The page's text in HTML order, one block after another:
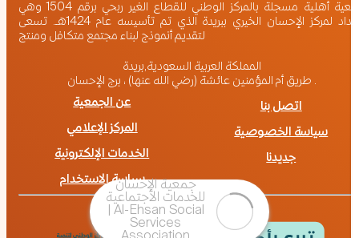
جمعية أهلية مسجلة بالمركز الوطني للقطاع الغير ربحي برقم 1504 وهي
امتداد لمركز الإحسان الخيري ببريدة الذي تم تأسيسه عام 1424هـ. تسعى
لتقديم أنموذج لبناء مجتمع متكافل ومنتج
المملكة العربية السعودية,بريدة
طريق أم المؤمنين عائشة (رضي الله عنها) ، برج الإحسان .
عن الجمعية
المركز الإعلامي
الخدمات الإلكترونية
سياسة الاستخدام
اتصل بنا
سياسة الخصوصية
جديدنا